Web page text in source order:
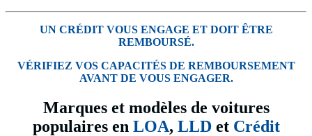
UN CRÉDIT VOUS ENGAGE ET DOIT ÊTRE
REMBOURSÉ.
VÉRIFIEZ VOS CAPACITÉS DE REMBOURSEMENT
AVANT DE VOUS ENGAGER.
Marques et modèles de voitures
populaires en LOA, LLD et Crédit